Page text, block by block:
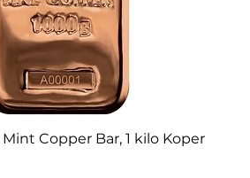
Snel overzicht
Copper Bar, 1 kilo Koper